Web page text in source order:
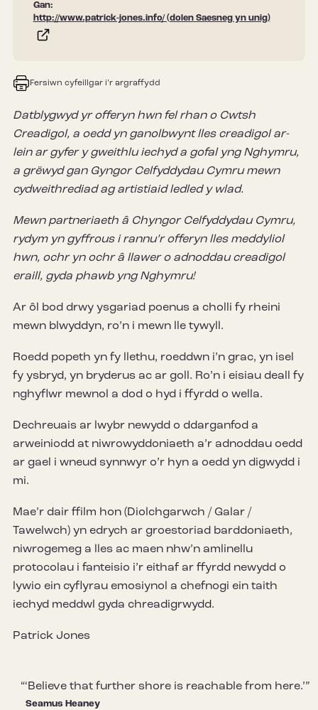
Gan:
http://www.patrick-jones.info/ (dolen Saesneg yn unig)
Fersiwn cyfeillgar i’r argraffydd
Datblygwyd yr offeryn hwn fel rhan o Cwtsh
Creadigol, a oedd yn ganolbwynt lles creadigol ar-
lein ar gyfer y gweithlu iechyd a gofal yng Nghymru,
a grëwyd gan Gyngor Celfyddydau Cymru mewn
cydweithrediad ag artistiaid ledled y wlad.
Mewn partneriaeth â Chyngor Celfyddydau Cymru,
rydym yn gyffrous i rannu’r offeryn lles meddyliol
hwn, ochr yn ochr â llawer o adnoddau creadigol
eraill, gyda phawb yng Nghymru!
Ar ôl bod drwy ysgariad poenus a cholli fy rheini
mewn blwyddyn, ro’n i mewn lle tywyll.
Roedd popeth yn fy llethu, roeddwn i’n grac, yn isel
fy ysbryd, yn bryderus ac ar goll. Ro’n i eisiau deall fy
nghyflwr mewnol a dod o hyd i ffyrdd o wella.
Dechreuais ar lwybr newydd o ddarganfod a
arweiniodd at niwrowyddoniaeth a’r adnoddau oedd
ar gael i wneud synnwyr o’r hyn a oedd yn digwydd i
mi.
Mae’r dair ffilm hon (Diolchgarwch / Galar /
Tawelwch) yn edrych ar groestoriad barddoniaeth,
niwrogemeg a lles ac maen nhw’n amlinellu
protocolau i fanteisio i’r eithaf ar ffyrdd newydd o
lywio ein cyflyrau emosiynol a chefnogi ein taith
iechyd meddwl gyda chreadigrwydd.
Patrick Jones
‘Believe that further shore is reachable from here.’
Seamus Heaney